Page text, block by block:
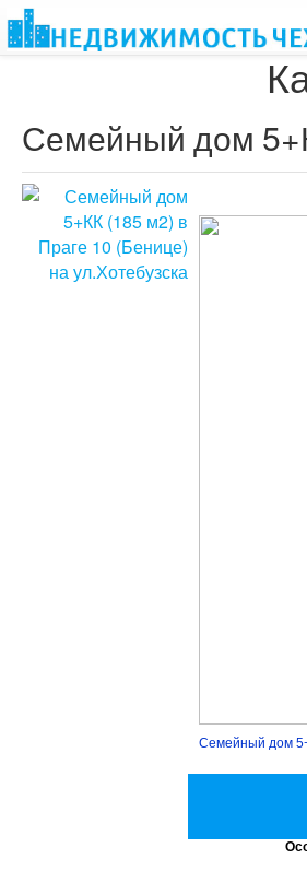
Семейный дом
Семейный дом